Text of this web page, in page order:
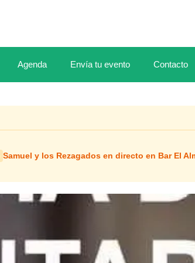
Agenda Envía tu evento Contacto
Samuel y los Rezagados en directo en Bar El